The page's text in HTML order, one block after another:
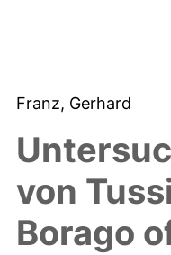
Franz, Gerhard
von
Borago